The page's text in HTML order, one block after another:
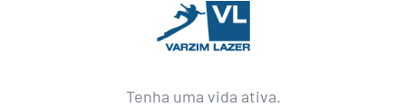
Tenha uma vida ativa.